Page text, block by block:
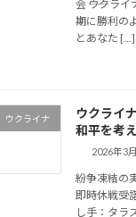
会 ――ウクラ
期に勝利の
とあなた […]
ウクライナ
ウクライ
和平を考
2026年3
紛争凍結の
即時休戦受
し手：タラ